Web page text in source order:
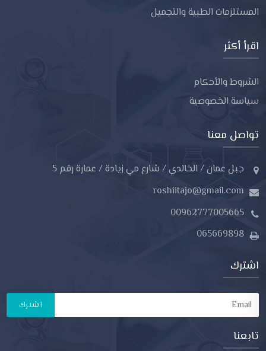
المستلزمات الطبية والتجميل
اقرأ أكثر
الشروط والأحكام
سياسة الخصوصية
تواصل معنا
جبل عمان / الخالدي / شارع مي زيادة / عمارة رقم 5
roshiitajo@gmail.com
00962777005665
065669898
اشترك
اشترك
تابعنا